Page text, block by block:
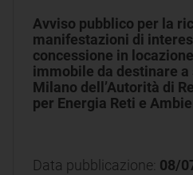
Avviso pubblico per la
manifestazioni di
concessione in
immobile da destinare a
Milano dell’Autorità di
per Energia Reti e
Data pubblicazione: 08/